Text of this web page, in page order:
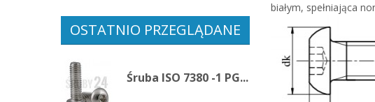
OSTATNIO PRZEGLĄDANE
Śruba ISO 7380 -1 PG...
białym, spełniająca